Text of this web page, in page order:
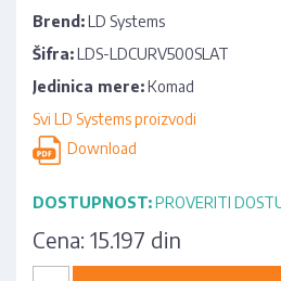
Brend:LD Systems
Šifra:LDS-LDCURV500SLAT
Jedinica mere:Komad
Svi LD Systems proizvodi
Download
DOSTUPNOST:PROVERITI
Cena: 15.197 din